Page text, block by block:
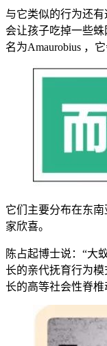
与它类似的行为还有
会让孩子吃掉一些
名为Amaurobius ，
它们主要分布在东
家欣喜。
陈占起博士说：“大
长的亲代抚育行为
长的高等社会性脊